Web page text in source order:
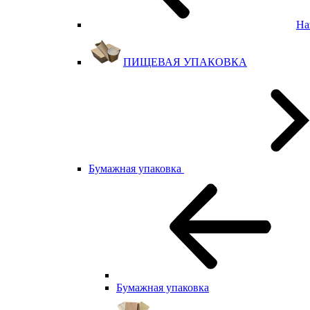
ПИЩЕВАЯ УПАКОВКА
Бумажная упаковка
Бумажная упаковка